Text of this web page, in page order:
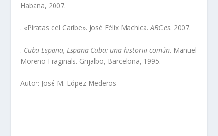
Habana, 2007.
. «Piratas del Caribe». José Félix Machica.ABC.es. 2007.
. Cuba-España, España-Cuba: una historia común. Manuel
Moreno Fraginals. Grijalbo, Barcelona, 1995.
Autor: José M. López Mederos